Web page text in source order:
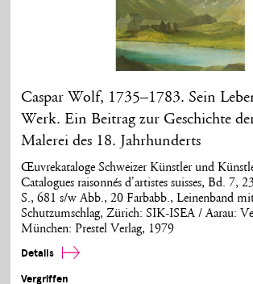
Caspar Wolf, 1735–1783. Sein
Werk. Ein Beitrag zur Geschichte
Malerei des 18. Jahrhunderts
Œuvrekataloge Schweizer Künstler und
Catalogues raisonnés d'artistes suisses, Bd. 7,
S., 681 s/w Abb., 20 Farbabb., Leinenband
Schutzumschlag, Zürich: SIK-ISEA / Aarau:
München: Prestel Verlag, 1979
Details
Vergriffen